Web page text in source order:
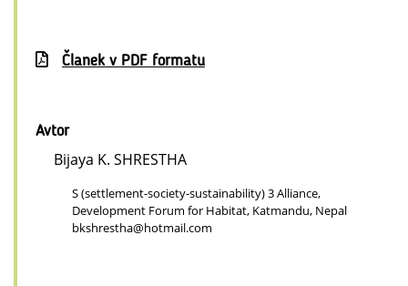
Članek v PDF formatu
Avtor
Bijaya K. SHRESTHA
S (settlement-society-sustainability) 3 Alliance,
Development Forum for Habitat, Katmandu, Nepal
bkshrestha@hotmail.com